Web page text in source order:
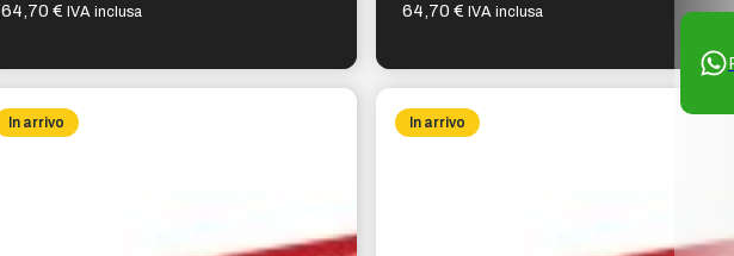
64,70€ IVA inclusa 64,70€ IVA inclusa
In arrivo In arrivo